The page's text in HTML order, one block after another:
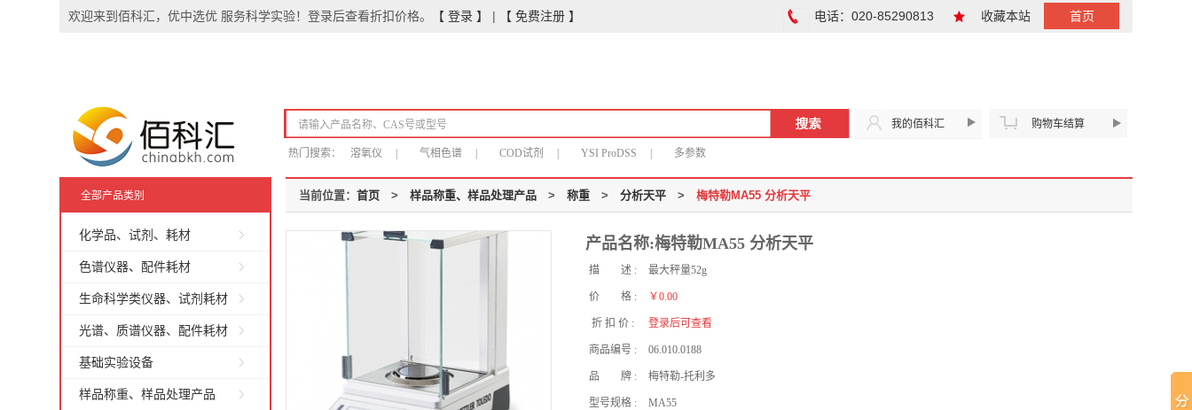
欢迎来到佰科汇，优中选优 服务科学实验！登录后查看折扣价格。 【 登录 】 | 【 免费注册 】 电话：020-85290813 收藏本站 首页
我的佰科汇 购物车结算
热门搜索： 溶氧仪 气相色谱 COD试剂 YSI ProDSS 多参数
当前位置： 首页 > 样品称重、样品处理产品 > 称重 > 分析天平 > 梅特勒MA55 分析天平
产品名称:梅特勒MA55 分析天平
描 述 : 最大秤量52g
价 格 : ￥0.00
折 扣 价 : 登录后可查看
商品编号 : 06.010.0188
品 牌 : 梅特勒-托利多
型号规格 : MA55
全部产品类别
化学品、试剂、耗材
色谱仪器、配件耗材
生命科学类仪器、试剂耗材
光谱、质谱仪器、配件耗材
基础实验设备
样品称重、样品处理产品